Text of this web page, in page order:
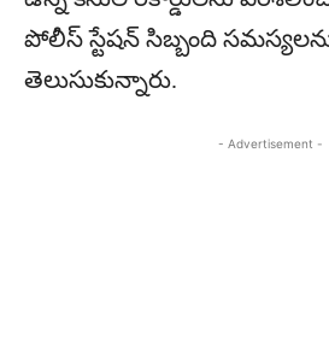
పోలీస్ స్టేషన్ సిబ్బంది
తెలుసుకున్నారు.
- Advertisement -